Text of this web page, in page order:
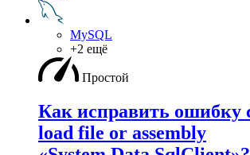
MySQL
+2 ещё
Простой
Как исправить ошибку
load file or assembly